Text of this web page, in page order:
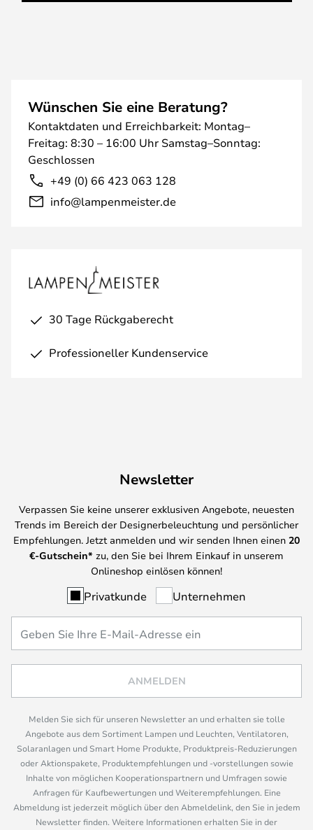
Wünschen Sie eine Beratung?
Kontaktdaten und Erreichbarkeit: Montag–
Freitag: 8:30 – 16:00 Uhr Samstag–Sonntag:
Geschlossen
+49 (0) 66 423 063 128
info@lampenmeister.de
30 Tage Rückgaberecht
Professioneller Kundenservice
Newsletter
Verpassen Sie keine unserer exklusiven Angebote, neuesten
Trends im Bereich der Designerbeleuchtung und persönlicher
Empfehlungen. Jetzt anmelden und wir senden Ihnen einen 20
€-Gutschein* zu, den Sie bei Ihrem Einkauf in unserem
Onlineshop einlösen können!
Privatkunde Unternehmen
ANMELDEN
Melden Sie sich für unseren Newsletter an und erhalten sie tolle
Angebote aus dem Sortiment Lampen und Leuchten, Ventilatoren,
Solaranlagen und Smart Home Produkte, Produktpreis-Reduzierungen
oder Aktionspakete, Produktempfehlungen und -vorstellungen sowie
Inhalte von möglichen Kooperationspartnern und Umfragen sowie
Anfragen für Kaufbewertungen und Weiterempfehlungen. Eine
Abmeldung ist jederzeit möglich über den Abmeldelink, den Sie in jedem
Newsletter finden. Weitere Informationen erhalten Sie in der